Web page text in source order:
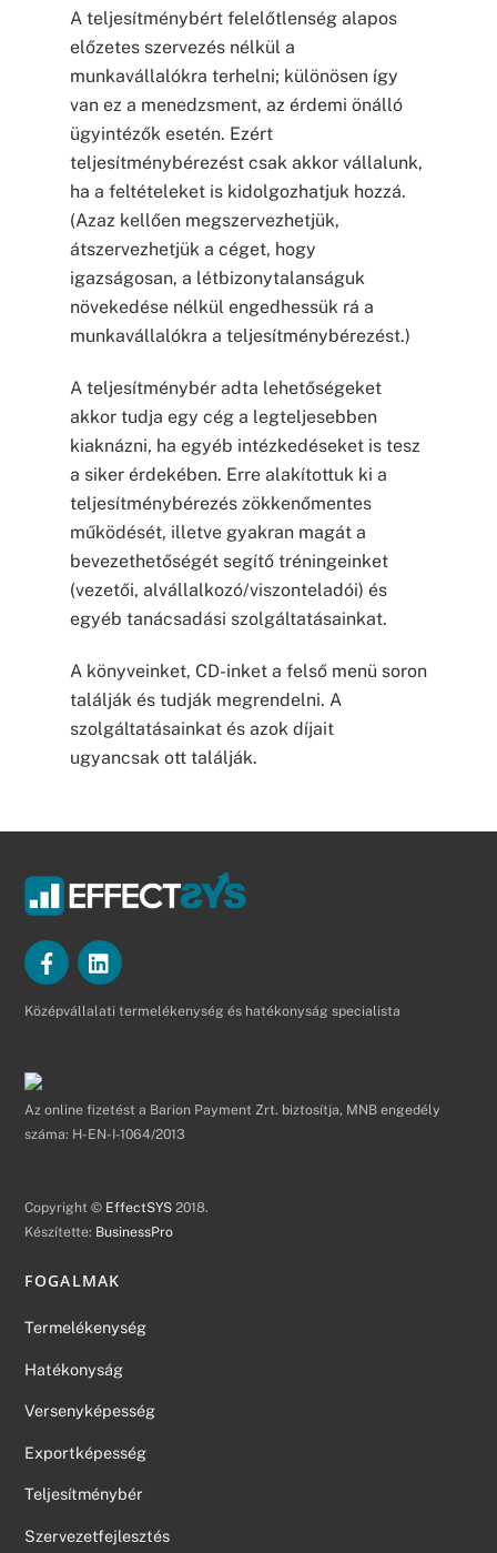
A teljesítménybért felelőtlenség alapos
előzetes szervezés nélkül a
munkavállalókra terhelni; különösen így
van ez a menedzsment, az érdemi önálló
ügyintézők esetén. Ezért
teljesítménybérezést csak akkor vállalunk,
ha a feltételeket is kidolgozhatjuk hozzá.
(Azaz kellően megszervezhetjük,
átszervezhetjük a céget, hogy
igazságosan, a létbizonytalanságuk
növekedése nélkül engedhessük rá a
munkavállalókra a teljesítménybérezést.)
A teljesítménybér adta lehetőségeket
akkor tudja egy cég a legteljesebben
kiaknázni, ha egyéb intézkedéseket is tesz
a siker érdekében. Erre alakítottuk ki a
teljesítménybérezés zökkenőmentes
működését, illetve gyakran magát a
bevezethetőségét segítő tréningeinket
(vezetői, alvállalkozó/viszonteladói) és
egyéb tanácsadási szolgáltatásainkat.
A könyveinket, CD-inket a felső menü soron
találják és tudják megrendelni. A
szolgáltatásainkat és azok díjait
ugyancsak ott találják.
Középvállalati termelékenység és hatékonyság specialista
Az online fizetést a Barion Payment Zrt. biztosítja, MNB engedély
száma: H-EN-I-1064/2013
Copyright © EffectSYS 2018.
Készítette: BusinessPro
FOGALMAK
Termelékenység
Hatékonyság
Versenyképesség
Exportképesség
Teljesítménybér
Szervezetfejlesztés